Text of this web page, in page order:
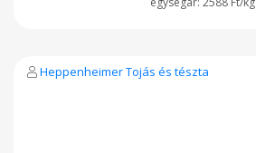
Heppenheimer Tojás és tészta